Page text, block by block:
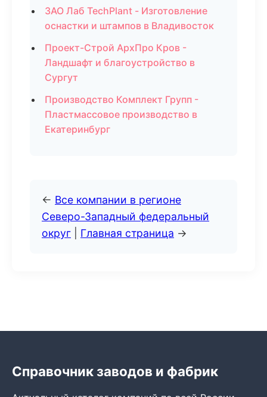
ЗАО Лаб TechPlant - Изготовление
оснастки и штампов в Владивосток
Проект-Строй АрхПро Кров -
Ландшафт и благоустройство в
Сургут
Производство Комплект Групп -
Пластмассовое производство в
Екатеринбург
← Все компании в регионе
Северо-Западный федеральный
округ
Главная страница →
Справочник заводов и фабрик